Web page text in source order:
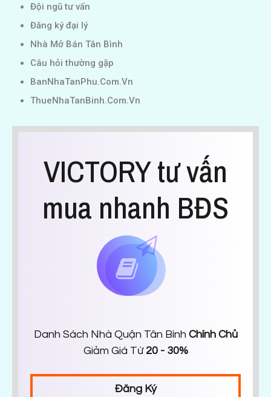
Đội ngũ tư vấn
Đăng ký đại lý
Nhà Mở Bán Tân Bình
Câu hỏi thường gặp
BanNhaTanPhu.Com.Vn
ThueNhaTanBinh.Com.Vn
VICTORY tư vấn
mua nhanh BĐS
Danh Sách Nhà Quận Tân Bình Chính Chủ
Giảm Giá Từ 20 - 30%
Đăng Ký